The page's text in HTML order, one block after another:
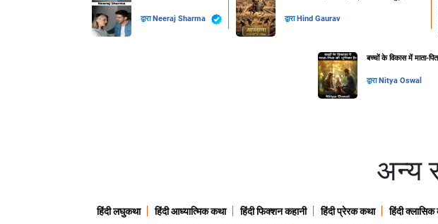
द्वारा Neeraj Sharma द्वारा Hind Gaurav
बच्चों के विकास में माता-
द्वारा Nitya Oswal
अन्य
हिंदी लघुकथा हिंदी आध्यात्मिक कथा हिंदी फिक्शन कहानी हिंदी प्रेरक कथा हिंदी क्लासिक